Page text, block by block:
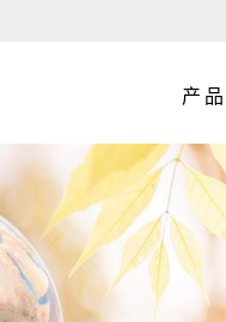
产